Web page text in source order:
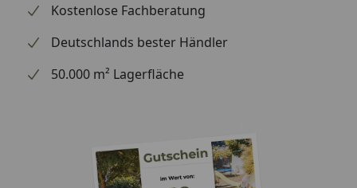
Kostenlose Fachberatung
Deutschlands bester Händler
50.000 m² Lagerfläche